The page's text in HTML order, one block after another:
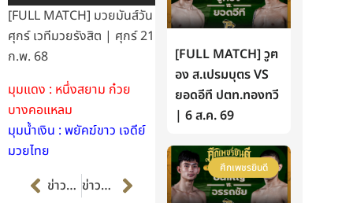
[FULL MATCH] มวยมันส์วัน
ศุกร์ เวทีมวยรังสิต | ศุกร์ 21
ก.พ. 68
มุมแดง : หนึ่งสยาม ก๋วย
บางคอแหลม
มุมน้ำเงิน : พยัคฆ์ขาว เจดีย์
มวยไทย
Prevข่าวก่อนหน้า ข่าวต่อไป Next
[FULL MATCH] วูฅ
อง ส.เปรมบุตร VS
ยอดอีที ปตท.ทองทวี
| 6 ส.ค. 69
ศึกเพชรยินดี